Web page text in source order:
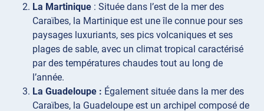
La Martinique : Située dans l’est de la mer des
Caraïbes, la Martinique est une île connue pour ses
paysages luxuriants, ses pics volcaniques et ses
plages de sable, avec un climat tropical caractérisé
par des températures chaudes tout au long de
l’année.
La Guadeloupe : Également située dans la mer des
Caraïbes, la Guadeloupe est un archipel composé de